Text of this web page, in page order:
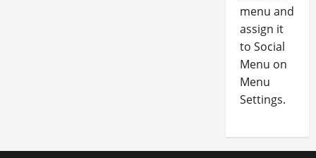
menu and
assign it
to Social
Menu on
Menu
Settings.